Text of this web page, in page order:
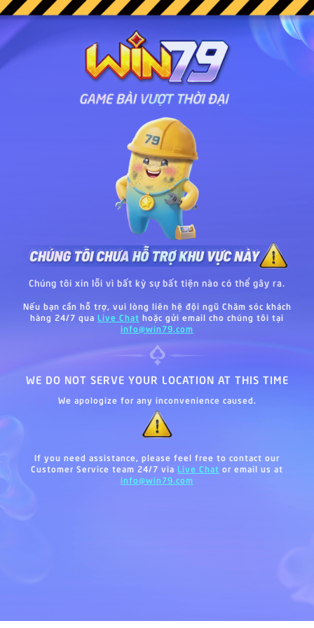
Chúng tôi xin lỗi vì bất kỳ sự bất tiện nào có thể gây ra.
Nếu bạn cần hỗ trợ, vui lòng liên hệ đội ngũ Chăm sóc khách
hàng 24/7 qua Live Chat hoặc gửi email cho chúng tôi tại
info@win79.com
WE DO NOT SERVE YOUR LOCATION AT THIS TIME
We apologize for any inconvenience caused.
If you need assistance, please feel free to contact our
Customer Service team 24/7 via Live Chat or email us at
info@win79.com